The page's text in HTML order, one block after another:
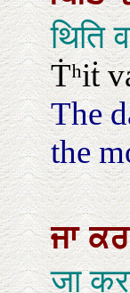
थिति
Ṫʰiṫ
The
the
ਜਾ
जा